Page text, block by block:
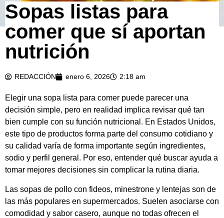
Sopas listas para
comer que sí aportan
nutrición
REDACCIÓN enero 6, 2026 2:18 am
Elegir una sopa lista para comer puede parecer una
decisión simple, pero en realidad implica revisar qué tan
bien cumple con su función nutricional. En Estados Unidos,
este tipo de productos forma parte del consumo cotidiano y
su calidad varía de forma importante según ingredientes,
sodio y perfil general. Por eso, entender qué buscar ayuda a
tomar mejores decisiones sin complicar la rutina diaria.
Las sopas de pollo con fideos, minestrone y lentejas son de
las más populares en supermercados. Suelen asociarse con
comodidad y sabor casero, aunque no todas ofrecen el